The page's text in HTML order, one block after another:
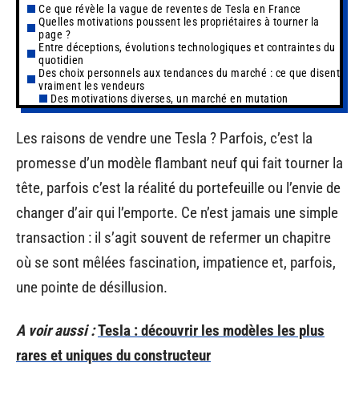
Ce que révèle la vague de reventes de Tesla en France
Quelles motivations poussent les propriétaires à tourner la
page ?
Entre déceptions, évolutions technologiques et contraintes du
quotidien
Des choix personnels aux tendances du marché : ce que disent
vraiment les vendeurs
Des motivations diverses, un marché en mutation
Les raisons de vendre une Tesla ? Parfois, c’est la
promesse d’un modèle flambant neuf qui fait tourner la
tête, parfois c’est la réalité du portefeuille ou l’envie de
changer d’air qui l’emporte. Ce n’est jamais une simple
transaction : il s’agit souvent de refermer un chapitre
où se sont mêlées fascination, impatience et, parfois,
une pointe de désillusion.
A voir aussi :Tesla : découvrir les modèles les plus
rares et uniques du constructeur